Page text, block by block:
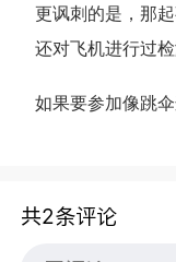
更讽刺的是，那
还对飞机进行过
如果要参加像跳
共2条评论